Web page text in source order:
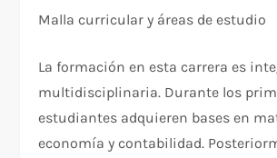
Malla curricular y áreas de estudio
La formación en esta carrera es
multidisciplinaria. Durante los
estudiantes adquieren bases en
economía y contabilidad.